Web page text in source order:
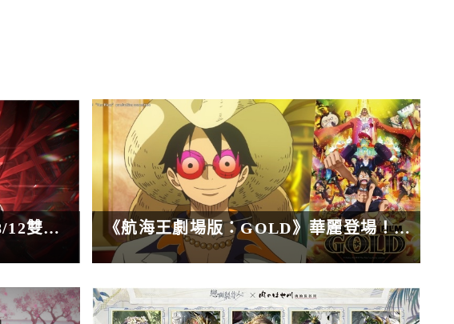
末日魔女策略 RPG《MAJO》8/12雙平台正式上市，揭開被虛假記憶覆蓋的世界真相！ 《航海王劇場版：GOLD》華麗登場！開場歌舞秀震撼網友大讚「從未看過的視聽饗宴」